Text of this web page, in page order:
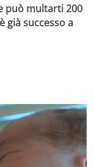
può multarti 200
già successo a